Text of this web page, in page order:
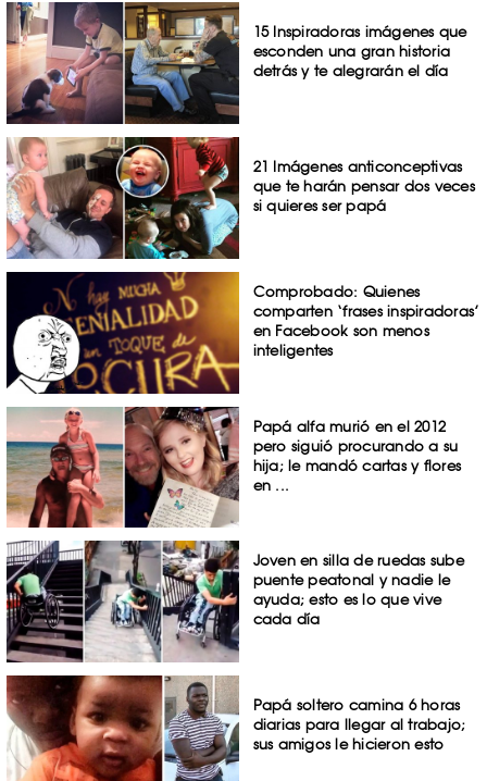
15 Inspiradoras imágenes que
esconden una gran historia
detrás y te alegrarán el día
21 Imágenes anticonceptivas
que te harán pensar dos veces
si quieres ser papá
Comprobado: Quienes
comparten ‘frases inspiradoras’
en Facebook son menos
inteligentes
Papá alfa murió en el 2012
pero siguió procurando a su
hija; le mandó cartas y flores
en ...
Joven en silla de ruedas sube
puente peatonal y nadie le
ayuda; esto es lo que vive
cada día
Papá soltero camina 6 horas
diarias para llegar al trabajo;
sus amigos le hicieron esto